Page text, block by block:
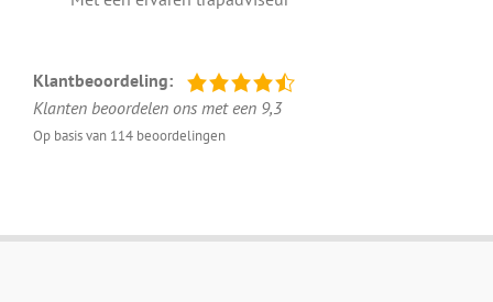
Klantbeoordeling:
Klanten beoordelen ons met een 9,3
Op basis van 114 beoordelingen